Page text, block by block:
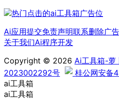
Ai应用提交免责声明联系删除广
关于我们Ai程序开发
Copyright © 2026 Ai工具箱-萝
2023002292号
桂公网安备
ai工具箱
ai工具箱